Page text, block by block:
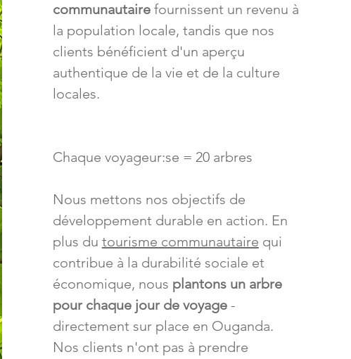
communautairefournissent un revenu à
la population locale, tandis que nos
clients bénéficient d'un aperçu
authentique de la vie et de la culture
locales.
Chaque voyageur:se = 20 arbres
Nous mettons nos objectifs de
développement durable en action. En
plus du tourisme communautaire qui
contribue à la durabilité sociale et
économique, nous plantons un arbre
pour chaque jour de voyage-
directement sur place en Ouganda.
Nos clients n'ont pas à prendre